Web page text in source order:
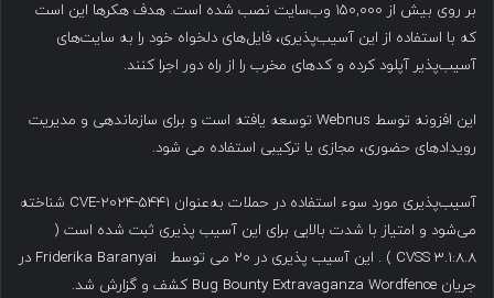
بر روی بیش از ۱۵۰,۰۰۰ وب‌سایت نصب شده است. هدف هکرها این است
که با استفاده از این آسیب‌پذیری، فایل‌های دلخواه خود را به سایت‌های
آسیب‌پذیر آپلود کرده و کدهای مخرب را از راه دور اجرا کنند.
این افزونه توسط Webnus توسعه یافته است و برای سازماندهی و مدیریت
رویدادهای حضوری، مجازی یا ترکیبی استفاده می شود.
آسیب‌پذیری مورد سوء استفاده در حملات به‌عنوان CVE-2024-5441 شناخته
می‌شود و امتیاز با شدت بالایی برای این آسیب پذیری ثبت شده است (
CVSS 3.1:8.8 ) . این آسیب پذیری در ۲۰ می توسط Friderika Baranyai در
جریان Bug Bounty Extravaganza Wordfence کشف و گزارش شد.